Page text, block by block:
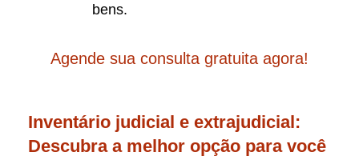
bens.
Agende sua consulta gratuita agora!
Inventário judicial e extrajudicial:
Descubra a melhor opção para você